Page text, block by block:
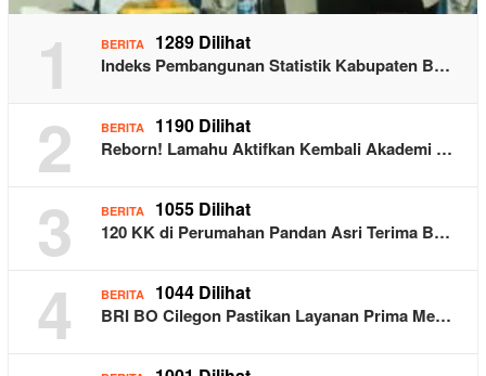
1 BERITA 1289 Dilihat
Indeks Pembangunan Statistik Kabupaten B…
2 BERITA 1190 Dilihat
Reborn! Lamahu Aktifkan Kembali Akademi …
3 BERITA 1055 Dilihat
120 KK di Perumahan Pandan Asri Terima B…
4 BERITA 1044 Dilihat
BRI BO Cilegon Pastikan Layanan Prima Me…